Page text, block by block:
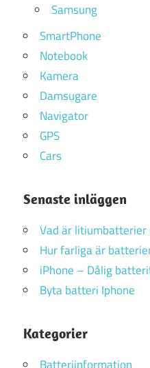
Samsung
SmartPhone
Notebook
Kamera
Damsugare
Navigator
GPS
Cars
Senaste inläggen
Vad är litiumbatterier
Hur farliga är
iPhone – Dålig
Byta batteri Iphone
Kategorier
Batteriinformation